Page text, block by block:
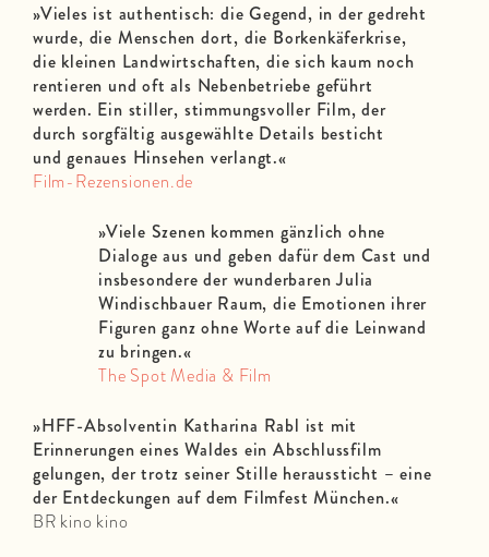
»Vieles ist authentisch: die Gegend, in der gedreht
wurde, die Menschen dort, die Borkenkäferkrise,
die kleinen Landwirtschaften, die sich kaum noch
rentieren und oft als Nebenbetriebe geführt
werden. Ein stiller, stimmungsvoller Film, der
durch sorgfältig ausgewählte Details besticht
und genaues Hinsehen verlangt.«
Film-Rezensionen.de
»Viele Szenen kommen gänzlich ohne
Dialoge aus und geben dafür dem Cast und
insbesondere der wunderbaren Julia
Windischbauer Raum, die Emotionen ihrer
Figuren ganz ohne Worte auf die Leinwand
zu bringen.«
The Spot Media & Film
»HFF-Absolventin Katharina Rabl ist mit
Erinnerungen eines Waldes ein Abschlussfilm
gelungen, der trotz seiner Stille heraussticht – eine
der Entdeckungen auf dem Filmfest München.«
BR kino kino